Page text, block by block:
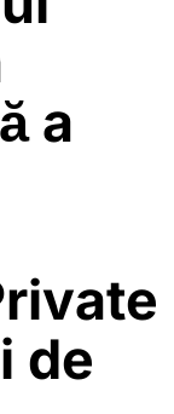
a
de